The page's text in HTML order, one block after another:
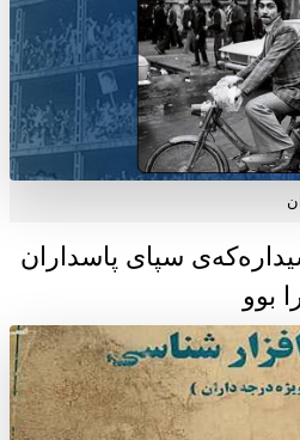
سپای پاسداران
بوو